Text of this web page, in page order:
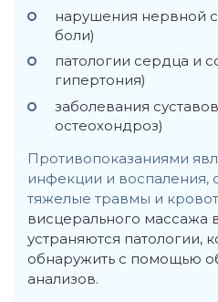
нарушения нервной
боли)
патологии сердца и
гипертония)
заболевания
остеохондроз)
Противопоказаниями
инфекции и воспаления,
тяжелые травмы и
висцерального массажа
устраняются патологии,
обнаружить с помощью
анализов.